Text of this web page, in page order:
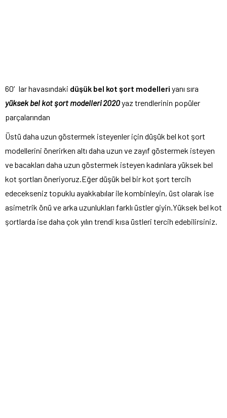
60′lar havasındaki düşük bel kot şort modelleri yanı sıra
yüksek bel kot şort modelleri 2020yaz trendlerinin popüler
parçalarından
Üstü daha uzun göstermek isteyenler için düşük bel kot şort
modellerini önerirken altı daha uzun ve zayıf göstermek isteyen
ve bacakları daha uzun göstermek isteyen kadınlara yüksek bel
kot şortları öneriyoruz.Eğer düşük bel bir kot şort tercih
edecekseniz topuklu ayakkabılar ile kombinleyin, üst olarak ise
asimetrik önü ve arka uzunlukları farklı üstler giyin.Yüksek bel kot
şortlarda ise daha çok yılın trendi kısa üstleri tercih edebilirsiniz.